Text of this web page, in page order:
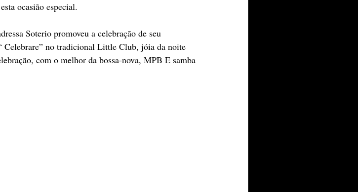
ocasião especial.
Soterio promoveu a celebração de seu
Celebrare” no tradicional Little Club, jóia da noite
com o melhor da bossa-nova, MPB E samba